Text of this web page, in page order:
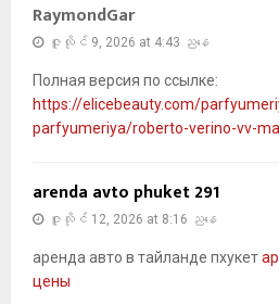
RaymondGar
ဇူလိုင် 9, 2026 at 4:43 ညနေ
Полная версия по ссылке:
https://elicebeauty.com/
parfyumeriya/roberto-verino-vv-
arenda avto phuket 291
ဇူလိုင် 12, 2026 at 8:16 ညနေ
аренда авто в тайланде пхукет
цены